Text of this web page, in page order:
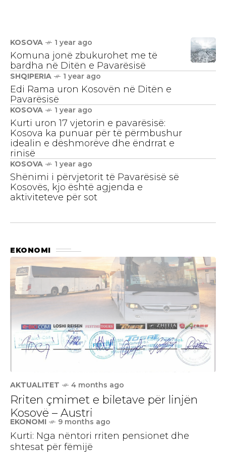
KOSOVA 1 year ago
Komuna jonë zbukurohet me të
bardha në Ditën e Pavarësisë
SHQIPERIA 1 year ago
Edi Rama uron Kosovën në Ditën e
Pavarësisë
KOSOVA 1 year ago
Kurti uron 17 vjetorin e pavarësisë:
Kosova ka punuar për të përmbushur
idealin e dëshmorëve dhe ëndrrat e
rinisë
KOSOVA 1 year ago
Shënimi i përvjetorit të Pavarësisë së
Kosovës, kjo është agjenda e
aktiviteteve për sot
EKONOMI
AKTUALITET 4 months ago
Rriten çmimet e biletave për linjën
Kosovë – Austri
EKONOMI 9 months ago
Kurti: Nga nëntori rriten pensionet dhe
shtesat për fëmijë